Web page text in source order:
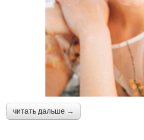
читать дальше →